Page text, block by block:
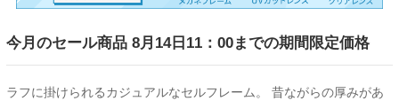
今月のセール商品 8月14日11：00までの期間限定価格
ラフに掛けられるカジュアルなセルフレーム。 昔ながらの厚みがあ